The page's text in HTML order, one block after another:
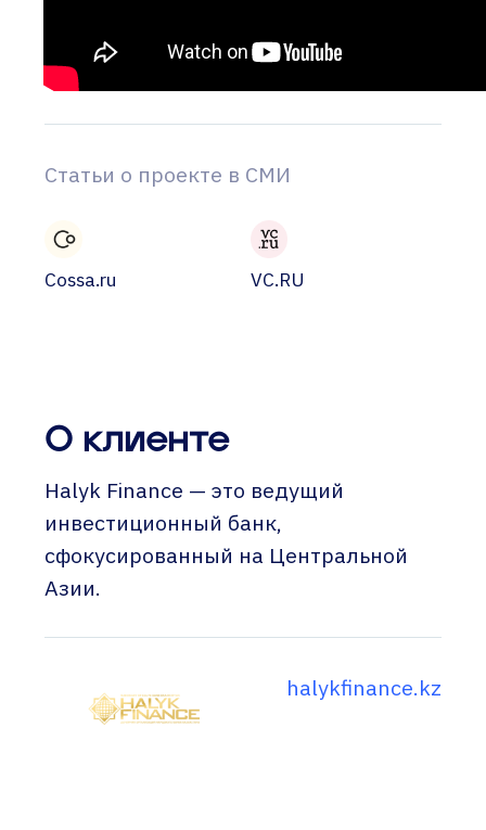
Статьи о проекте в СМИ
Cossa.ru VC.RU
О клиенте
Halyk Finance — это ведущий
инвестиционный банк,
сфокусированный на Центральной
Азии.
halykfinance.kz